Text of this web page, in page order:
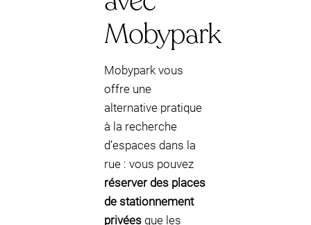
Mobypark
Mobypark vous
offre une
alternative pratique
à la recherche
d’espaces dans la
rue : vous pouvez
réserver des places
de stationnement
privées que les